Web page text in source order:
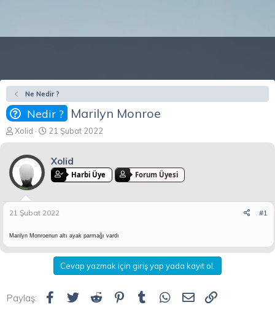
Ne Nedir ?
Nedir ? Marilyn Monroe
K
o
b
y
a
l
a
Xolid
B
a
ç
a
r
21 Şubat 2022
Xolid
Harbi Üye Forum Üyesi
21 Şubat 2022 #1
Marilyn Monroenun altı ayak parmağı vardı
Cevap yazmak için giriş yap yada kayıt ol.
Paylaş: Facebook
Twitter Reddit Pinterest
Tumblr WhatsApp
E-posta